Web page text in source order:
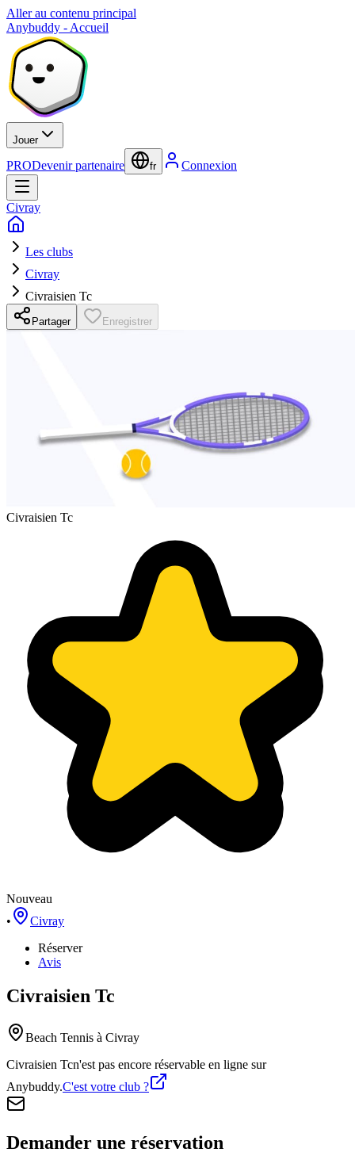
Aller au contenu principal
Anybuddy - Accueil
Jouer
PRODevenir partenaire fr Connexion
Civray
Les clubs
Civray
Civraisien Tc
Partager Enregistrer
Civraisien Tc
Nouveau
•
Civray
Réserver
Avis
Civraisien Tc
Beach Tennis à Civray
Civraisien Tcn'est pas encore réservable en ligne sur
Anybuddy.C'est votre club ?
Demander une réservation